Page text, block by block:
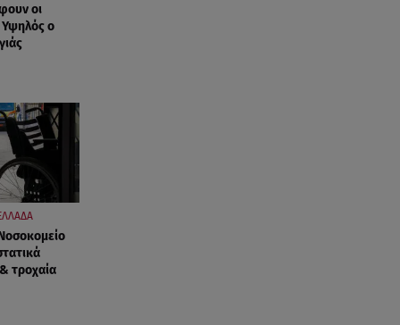
οι
Υψηλός ο
τροχαία